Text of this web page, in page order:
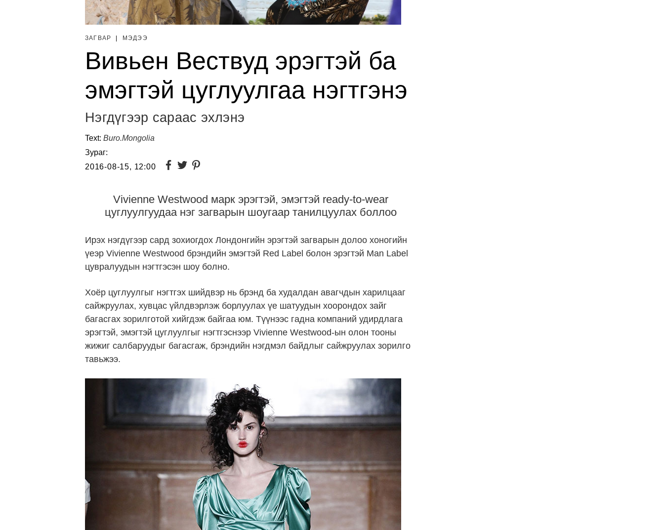
ЗАГВАР МЭДЭЭ
Вивьен Вествуд эрэгтэй ба
эмэгтэй цуглуулгаа нэгтгэнэ
Нэгдүгээр сараас эхлэнэ
Text: Buro.Mongolia
Зураг:
2016-08-15, 12:00
Vivienne Westwood марк эрэгтэй, эмэгтэй ready-to-wear
цуглуулгуудаа нэг загварын шоугаар танилцуулах боллоо
Ирэх нэгдүгээр сард зохиогдох Лондонгийн эрэгтэй загварын долоо хоногийн
үеэр Vivienne Westwood брэндийн эмэгтэй Red Label болон эрэгтэй Man Label
цувралуудын нэгтгэсэн шоу болно.
Хоёр цуглуулгыг нэгтгэх шийдвэр нь брэнд ба худалдан авагчдын харилцааг
сайжруулах, хувцас үйлдвэрлэж борлуулах үе шатуудын хоорондох зайг
багасгах зорилготой хийгдэж байгаа юм. Түүнээс гадна компаний удирдлага
эрэгтэй, эмэгтэй цуглуулгыг нэгтгэснээр Vivienne Westwood-ын олон тооны
жижиг салбаруудыг багасгаж, брэндийн нэгдмэл байдлыг сайжруулах зорилго
тавьжээ.